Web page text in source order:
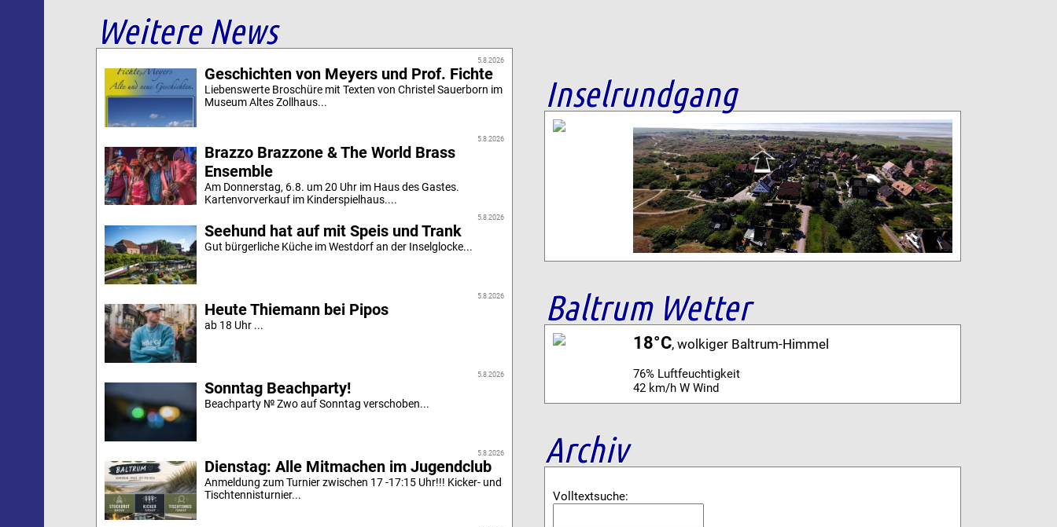
Weitere News
5.8.2026
Geschichten von Meyers und Prof. Fichte
Liebenswerte Broschüre mit Texten von Christel Sauerborn im
Museum Altes Zollhaus...
5.8.2026
Brazzo Brazzone & The World Brass
Ensemble
Am Donnerstag, 6.8. um 20 Uhr im Haus des Gastes.
Kartenvorverkauf im Kinderspielhaus....
5.8.2026
Seehund hat auf mit Speis und Trank
Gut bürgerliche Küche im Westdorf an der Inselglocke...
5.8.2026
Heute Thiemann bei Pipos
ab 18 Uhr ...
5.8.2026
Sonntag Beachparty!
Beachparty № Zwo auf Sonntag verschoben...
5.8.2026
Dienstag: Alle Mitmachen im Jugendclub
Anmeldung zum Turnier zwischen 17 -17:15 Uhr!!! Kicker- und
Tischtennisturnier...
Inselrundgang
Baltrum Wetter
18°C, wolkiger Baltrum-Himmel
76% Luftfeuchtigkeit
42 km/h W Wind
Archiv
Volltextsuche: